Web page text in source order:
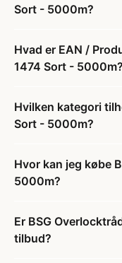
Sort - 5000m?
Hvad er EAN /
1474 Sort - 5000m?
Hvilken kategori
Sort - 5000m?
Hvor kan jeg købe
5000m?
Er BSG
tilbud?